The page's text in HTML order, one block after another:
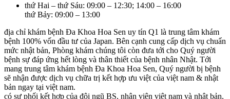
thứ Hai – thứ Sáu: 09:00 – 12:30; 14:00 – 16:00
thứ Bảy: 09:00 – 13:00
địa chỉ khám bệnh Đa Khoa Hoa Sen uy tín Q1 là trung tâm khám
bệnh 100% vốn đầu tư của Japan. Bên cạnh cung cấp dịch vụ chuẩn
mức nhật bản, Phòng khám chúng tôi còn đưa tới cho Quý người
bệnh sự đáp ứng hết lòng và thân thiết của bệnh nhân Nhật. Tới
mang trung tâm khám bệnh Đa Khoa Hoa Sen, Quý người bị bệnh
sẽ nhận được dịch vụ chữa trị kết hợp ưu việt của việt nam & nhật
bản ngay tại việt nam.
có sự phối kết hợp của đội ngũ BS, nhân viên việt nam và nhật bản,